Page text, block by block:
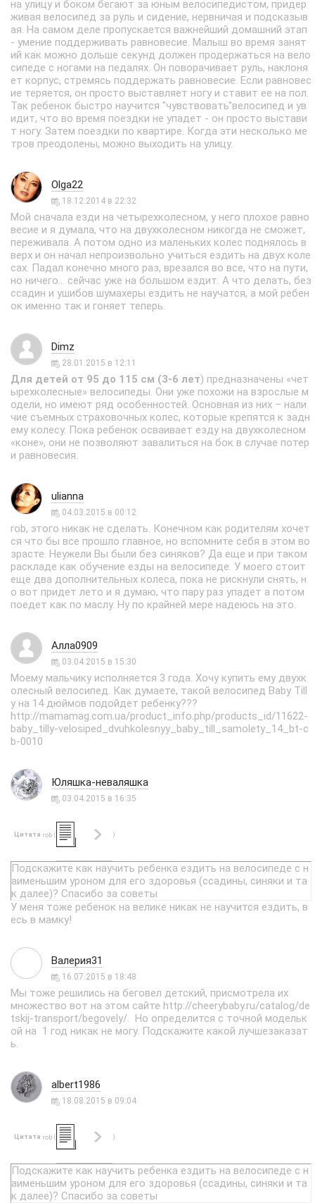
на улицу и боком бегают за юным велосипедистом, придер
живая велосипед за руль и сидение, нервничая и подсказыв
ая. На самом деле пропускается важнейший домашний этап
- умение поддерживать равновесие. Малыш во время занят
ий как можно дольше секунд должен продержаться на вело
сипеде с ногами на педалях. Он поворачивает руль, наклоня
ет корпус, стремясь поддержать равновесие. Если равновес
ие теряется, он просто выставляет ногу и ставит ее на пол.
Так ребенок быстро научится "чувствовать"велосипед и ув
идит, что во время поездки не упадет - он просто выстави
т ногу. Затем поездки по квартире. Когда эти несколько ме
тров преодолены, можно выходить на улицу.
Olga22
18.12.2014 в 22:32
Мой сначала езди на четырехколесном, у него плохое равно
весие и я думала, что на двухколесном никогда не сможет,
переживала. А потом одно из маленьких колес поднялось в
верх и он начал непроизвольно учиться ездить на двух коле
сах. Падал конечно много раз, врезался во все, что на пути,
но ничего... сейчас уже на большом ездит. А что делать, без
ссадин и ушибов шумахеры ездить не научатся, а мой ребен
ок именно так и гоняет теперь.
Dimz
28.01.2015 в 12:11
Для детей от 95 до 115 см (3-6 лет) предназначены «чет
ырехколесные» велосипеды. Они уже похожи на взрослые м
одели, но имеют ряд особенностей. Основная из них – нали
чие съемных страховочных колес, которые крепятся к задн
ему колесу. Пока ребенок осваивает езду на двухколесном
«коне», они не позволяют завалиться на бок в случае потер
и равновесия.
ulianna
04.03.2015 в 00:12
rob, этого никак не сделать. Конечном как родителям хочет
ся что бы все прошло главное, но вспомните себя в этом во
зрасте. Неужели Вы были без синяков? Да еще и при таком
раскладе как обучение езды на велосипеде. У моего стоит
еще два дополнительных колеса, пока не рискнули снять, н
о вот придет лето и я думаю, что пару раз упадет а потом
поедет как по маслу. Ну по крайней мере надеюсь на это.
Алла0909
03.04.2015 в 15:30
Моему мальчику исполняется 3 года. Хочу купить ему двухк
олесный велосипед. Как думаете, такой велосипед Baby Till
y на 14 дюймов подойдет ребенку???
http://mamamag.com.ua/product_info.php/products_id/11622-
baby_tilly-velosiped_dvuhkolesnyy_baby_till_samolety_14_bt-c
b-0010
Юляшка-неваляшка
03.04.2015 в 16:35
Цитата rob ( )
Подскажите как научить ребенка ездить на велосипеде с н
аименьшим уроном для его здоровья (ссадины, синяки и та
к далее)? Спасибо за советы
У меня тоже ребенок на велике никак не научится ездить, в
есь в мамку!
Валерия31
16.07.2015 в 18:48
Мы тоже решились на беговел детский, присмотрела их
множество вот на этом сайте http://cheerybaby.ru/catalog/de
tskij-transport/begovely/. Но определится с точной модельк
ой на 1 год никак не могу. Подскажите какой лучшезаказат
ь.
albert1986
18.08.2015 в 09:04
Цитата rob ( )
Подскажите как научить ребенка ездить на велосипеде с н
аименьшим уроном для его здоровья (ссадины, синяки и та
к далее)? Спасибо за советы